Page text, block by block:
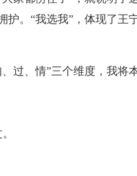
。“我选我”，体现了王
过、情”三个维度，我将